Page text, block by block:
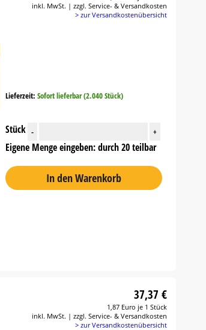
inkl. MwSt. | zzgl. Service- & Versandkosten
> zur Versandkostenübersicht
Lieferzeit: Sofort lieferbar (2.040 Stück)
Stück - +
Eigene Menge eingeben: durch 20 teilbar
In den Warenkorb
37,37 €
1,87 Euro je 1 Stück
inkl. MwSt. | zzgl. Service- & Versandkosten
> zur Versandkostenübersicht